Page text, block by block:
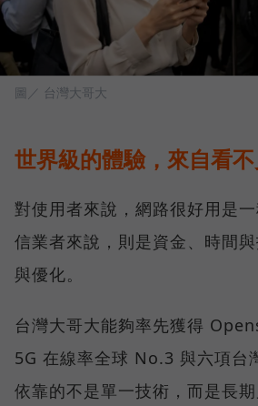
圖／ 台灣大哥大
世界級的體驗，來自看
對使用者來說，網路很好用是
信業者來說，則是資金、時間
與優化。
台灣大哥大能夠率先獲得
5G 在線率全球 No.3 與六項台
依靠的不是單一技術，而是長